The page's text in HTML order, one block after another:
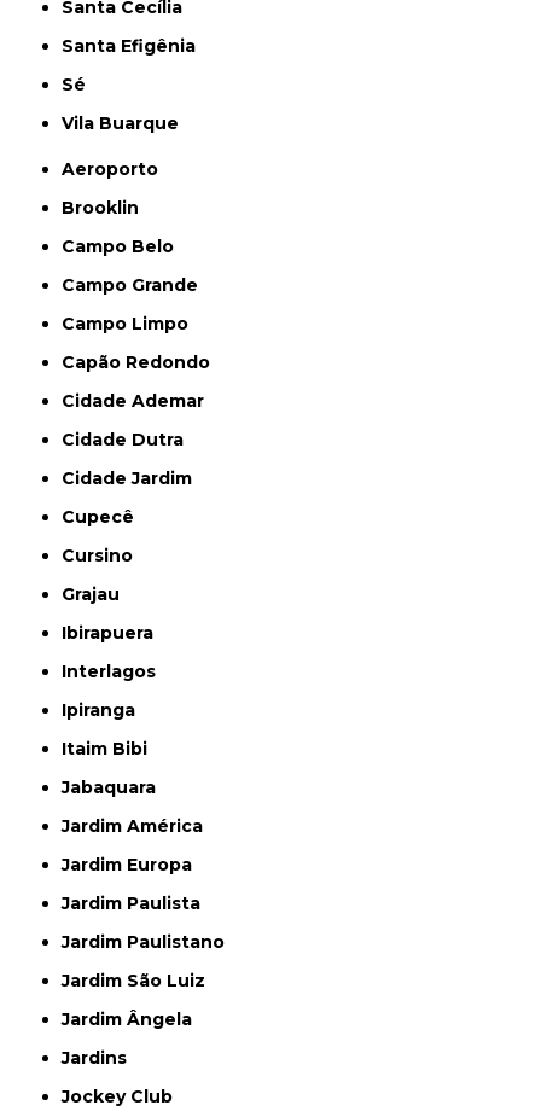
Santa Cecília
Santa Efigênia
Sé
Vila Buarque
Aeroporto
Brooklin
Campo Belo
Campo Grande
Campo Limpo
Capão Redondo
Cidade Ademar
Cidade Dutra
Cidade Jardim
Cupecê
Cursino
Grajau
Ibirapuera
Interlagos
Ipiranga
Itaim Bibi
Jabaquara
Jardim América
Jardim Europa
Jardim Paulista
Jardim Paulistano
Jardim São Luiz
Jardim Ângela
Jardins
Jockey Club